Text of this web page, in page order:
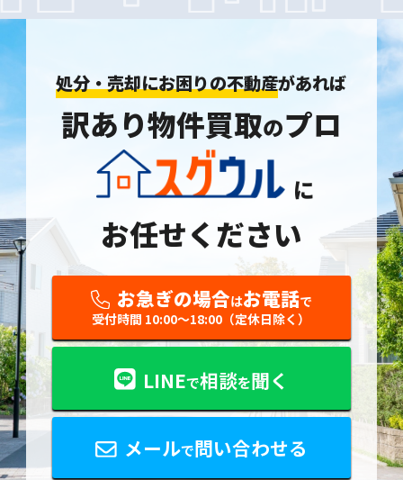
処分・売却にお困りの不動産があれば
訳あり物件買取のプロ
に
お任せください
お急ぎの場合はお電話で
受付時間 10:00〜18:00（定休日除く）
LINEで相談を聞く
メールで問い合わせる